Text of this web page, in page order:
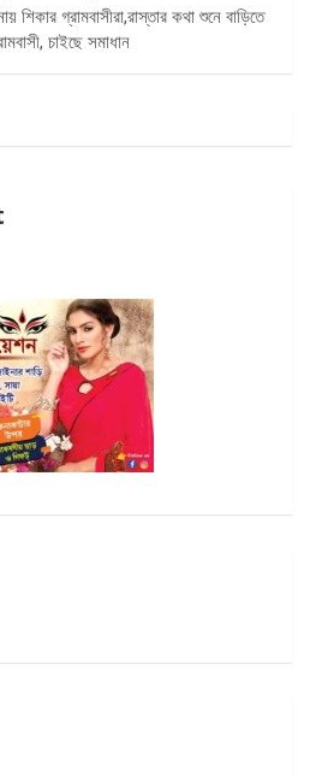
শিকার গ্রামবাসীরা,রাস্তার কথা শুনে বাড়িতে
চাইছে সমাধান